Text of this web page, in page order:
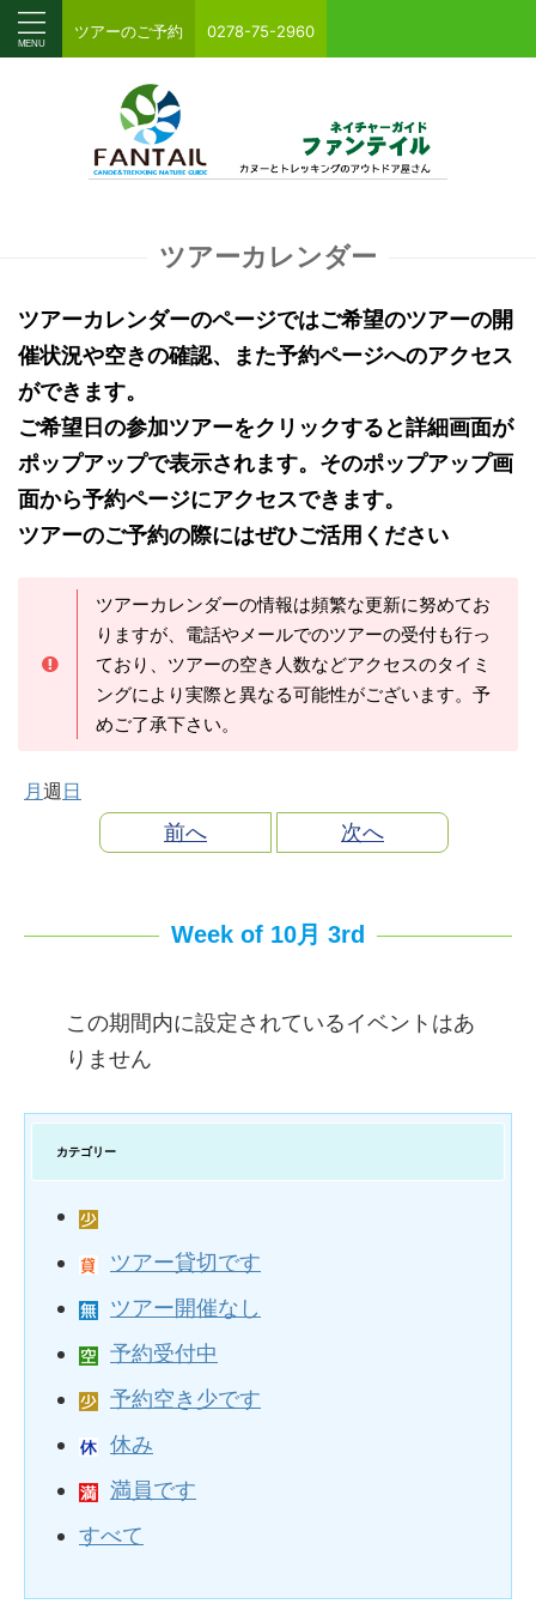
ツアーのご予約 0278-75-2960
ツアーカレンダー
ツアーカレンダーのページではご希望のツアーの開
催状況や空きの確認、また予約ページへのアクセス
ができます。
ご希望日の参加ツアーをクリックすると詳細画面が
ポップアップで表示されます。そのポップアップ画
面から予約ページにアクセスできます。
ツアーのご予約の際にはぜひご活用ください
ツアーカレンダーの情報は頻繁な更新に努めてお
りますが、電話やメールでのツアーの受付も行っ
ており、ツアーの空き人数などアクセスのタイミ
ングにより実際と異なる可能性がございます。予
めご了承下さい。
月週 日
前へ 次へ
Week of 10月 3rd
この期間内に設定されているイベントはあ
りません
カテゴリー
ツアー貸切です
ツアー開催なし
予約受付中
予約空き少です
休み
満員です
すべて